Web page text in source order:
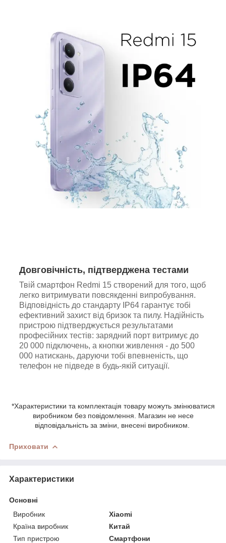
Довговічність, підтверджена тестами
Твій смартфон Redmi 15 створений для того, щоб
легко витримувати повсякденні випробування.
Відповідність до стандарту IP64 гарантує тобі
ефективний захист від бризок та пилу. Надійність
пристрою підтверджується результатами
професійних тестів: зарядний порт витримує до
20 000 підключень, а кнопки живлення - до 500
000 натискань, даруючи тобі впевненість, що
телефон не підведе в будь-якій ситуації.
*Характеристики та комплектація товару можуть змінюватися
виробником без повідомлення. Магазин не несе
відповідальність за зміни, внесені виробником.
Приховати
Характеристики
Основні
Виробник
Xiaomi
Країна виробник
Китай
Тип пристрою
Смартфони